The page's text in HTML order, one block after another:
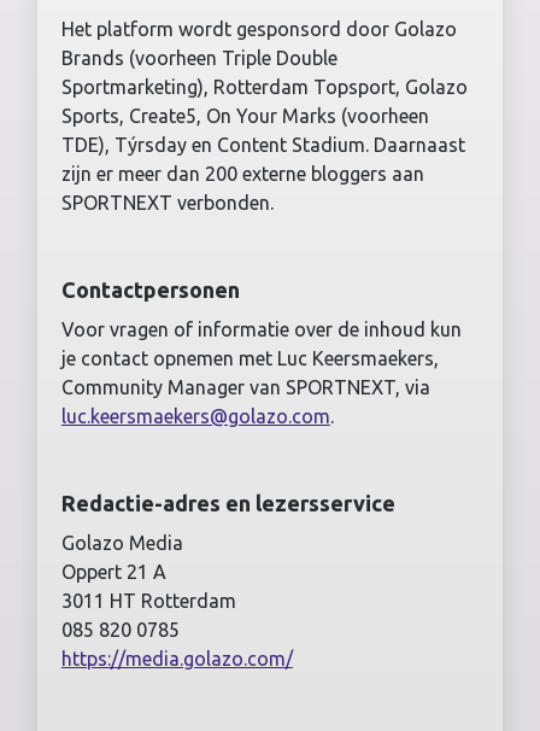
Het platform wordt gesponsord door Golazo
Brands (voorheen Triple Double
Sportmarketing), Rotterdam Topsport, Golazo
Sports, Create5, On Your Marks (voorheen
TDE), Týrsday en Content Stadium. Daarnaast
zijn er meer dan 200 externe bloggers aan
SPORTNEXT verbonden.
Contactpersonen
Voor vragen of informatie over de inhoud kun
je contact opnemen met Luc Keersmaekers,
Community Manager van SPORTNEXT, via
luc.keersmaekers@golazo.com.
Redactie-adres en lezersservice
Golazo Media
Oppert 21 A
3011 HT Rotterdam
085 820 0785
https://media.golazo.com/